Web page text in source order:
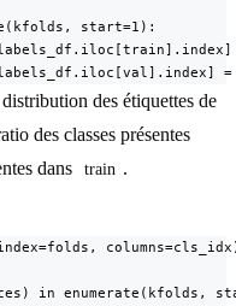
start=1):
=
des étiquettes de
des classes présentes
dans train .
in enumerate(kfolds,